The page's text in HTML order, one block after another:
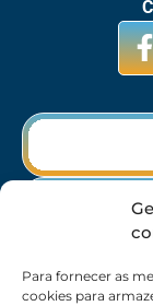
Para fornecer as
cookies para